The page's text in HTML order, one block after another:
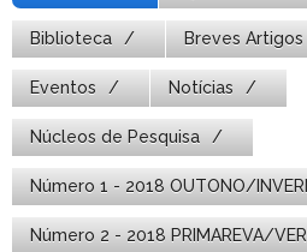
Biblioteca Breves Artigos
Eventos Notícias
Núcleos de Pesquisa
Número 1 - 2018 OUTONO/
Número 2 - 2018 PRIMAREVA/